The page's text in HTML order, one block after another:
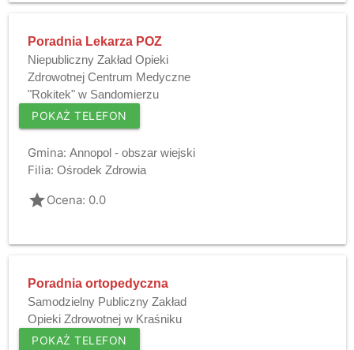
Poradnia Lekarza POZ
Niepubliczny Zakład Opieki
Zdrowotnej Centrum Medyczne
"Rokitek" w Sandomierzu
POKAŻ TELEFON
Gmina: Annopol - obszar wiejski
Filia: Ośrodek Zdrowia
gradeOcena: 0.0
Poradnia ortopedyczna
Samodzielny Publiczny Zakład
Opieki Zdrowotnej w Kraśniku
POKAŻ TELEFON